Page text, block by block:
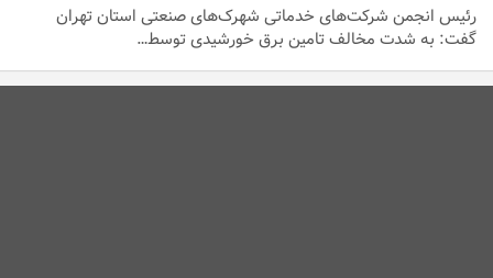
رئیس انجمن شرکت‌های خدماتی شهرک‌های صنعتی استان تهران
گفت: به شدت مخالف تامین برق خورشیدی توسط…